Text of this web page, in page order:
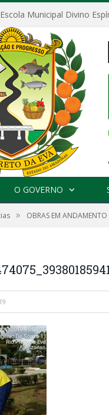
O GOVERNO
» OBRAS EM ANDAMENTO